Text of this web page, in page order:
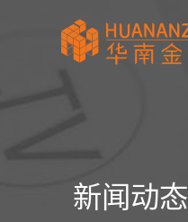
新闻动态